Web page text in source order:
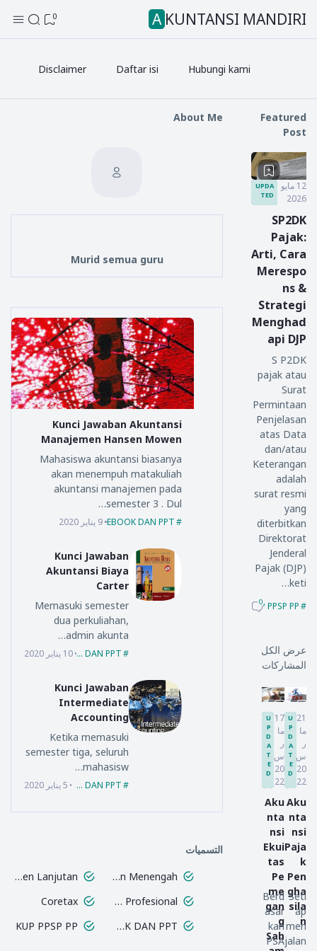
AKUNTANSI MANDIRI
0
Hubungi kami
Daftar isi
Disclaimer
Featured
Post
UPDA
TED
12 مايو
2026
SP2DK
Pajak:
Arti, Cara
Merespo
ns &
Strategi
Menghad
api DJP
S P2DK
pajak atau
Surat
Permintaan
Penjelasan
atas Data
dan/atau
Keterangan
adalah
surat resmi
yang
diterbitkan
Direktorat
Jenderal
Pajak (DJP)
keti…
KUP PPSP PP
0
عرض الكل
المشاركات
U
P
D
A
T
E
D
21
ما
ر
س
20
22
Aku
nta
nsi
Paja
k
Pen
gha
sila
n
Seti
ap
men
jalan
U
P
D
A
T
E
D
17
ما
ر
س
20
22
Aku
nta
nsi
Ekui
tas
Pe
me
gan
g
Sah
Berd
asar
kan
PSA
About Me
Murid semua guru
Kunci Jawaban Akuntansi
Manajemen Hansen Mowen
Mahasiswa akuntansi biasanya
akan menempuh matakuliah
akuntansi manajemen pada
semester 3 . Dul…
EBOOK DAN PPT 9 يناير 2020
Kunci Jawaban
Akuntansi Biaya
Carter
Memasuki semester
dua perkuliahan,
admin akunta…
EBOOK DAN PPT
10 يناير 2020
Kunci Jawaban
Intermediate
Accounting
Ketika memasuki
semester tiga, seluruh
mahasisw…
EBOOK DAN PPT
5 يناير 2020
التسميات
AK Dasar dan Menengah
AK Manajemen Lanjutan
Certified Treasury Profesional
Coretax
EBOOK DAN PPT
KUP PPSP PP